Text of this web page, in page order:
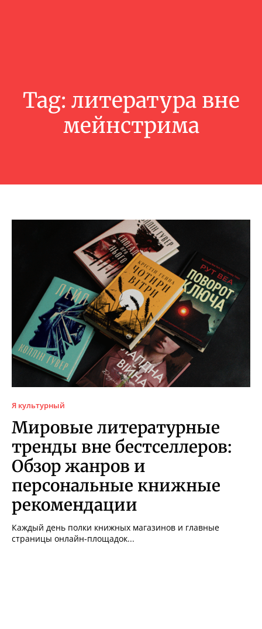
Tag: литература вне
мейнстрима
Я культурный
Мировые литературные
тренды вне бестселлеров:
Обзор жанров и
персональные книжные
рекомендации
Каждый день полки книжных магазинов и главные
страницы онлайн-площадок...